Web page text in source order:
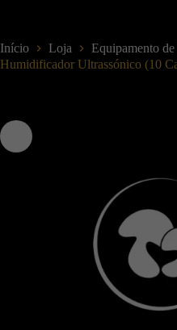
Início Loja
Equipamento
Humidificador Ultrassónico (10